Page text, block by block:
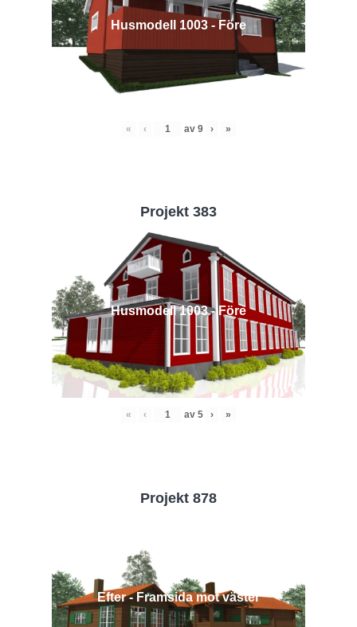
Husmodell 1003 - Före
« ‹ av 9 › »
Projekt 383
Husmodell 1003 - Före
« ‹ av 5 › »
Projekt 878
Efter - Framsida mot väster